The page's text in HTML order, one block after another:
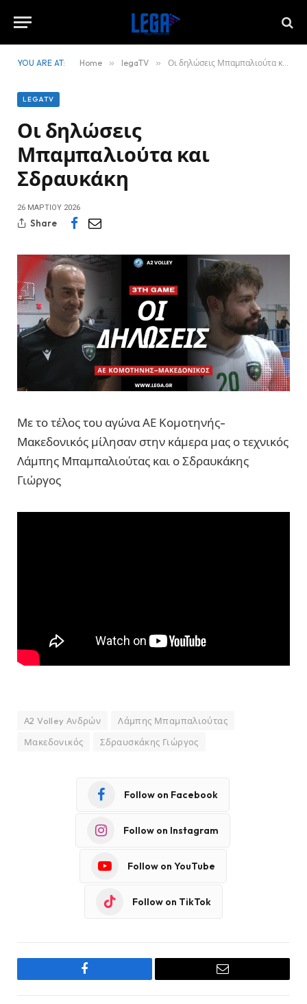
YOU ARE AT: Home » legaTV » Οι δηλώσεις Μπαμπαλιούτα και Σδραυκάκη
LEGATV
Οι δηλώσεις
Μπαμπαλιούτα και
Σδραυκάκη
26 ΜΑΡΤΊΟΥ 2026
Share
Με το τέλος του αγώνα ΑΕ Κομοτηνής-
Μακεδονικός μίλησαν στην κάμερα μας ο τεχνικός
Λάμπης Μπαμπαλιούτας και ο Σδραυκάκης
Γιώργος
Α2 Volley Ανδρών
Λάμπης Μπαμπαλιούτας
Μακεδονικός
Σδραυσκάκης Γιώργος
Follow on Facebook
Follow on Instagram
Follow on YouTube
Follow on TikTok
Facebook Email